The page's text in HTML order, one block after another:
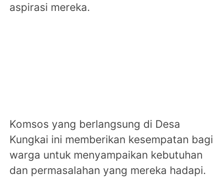
aspirasi mereka.
Komsos yang berlangsung di Desa
Kungkai ini memberikan kesempatan bagi
warga untuk menyampaikan kebutuhan
dan permasalahan yang mereka hadapi.